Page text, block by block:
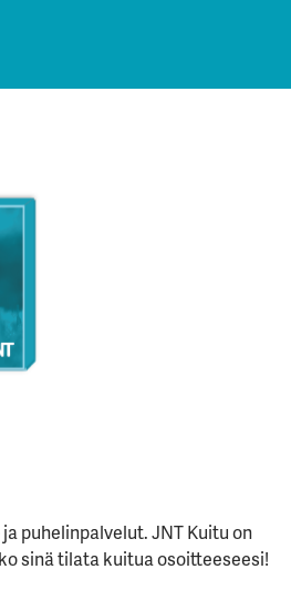
puhelinpalvelut. JNT Kuitu on
sinä tilata kuitua osoitteeseesi!